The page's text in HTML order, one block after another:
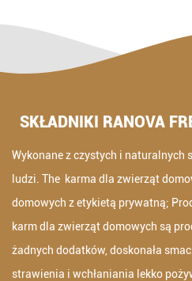
SKŁADNIKI RANOVA
Wykonane z czystych i naturalnych
ludzi. The karma dla zwierząt
domowych z etykietą prywatną;
karm dla zwierząt domowych są
żadnych dodatków, doskonała
strawienia i wchłaniania lekko